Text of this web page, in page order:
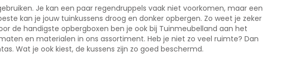
Je kan een paar regendruppels vaak niet voorkomen, maar een
kan je jouw tuinkussens droog en donker opbergen. Zo weet je zeker
de handigste opbergboxen ben je ook bij Tuinmeubelland aan het
en materialen in ons assortiment. Heb je niet zo veel ruimte? Dan
Wat je ook kiest, de kussens zijn zo goed beschermd.